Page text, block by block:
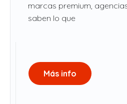
marcas premium,
saben lo que
Más info